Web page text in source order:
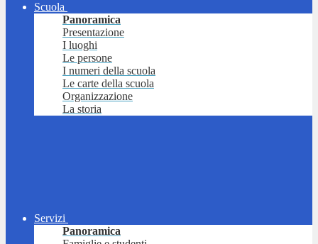
Scuola
Panoramica
Presentazione
I luoghi
Le persone
I numeri della scuola
Le carte della scuola
Organizzazione
La storia
Servizi
Panoramica